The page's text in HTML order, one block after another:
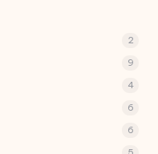
2
9
4
6
6